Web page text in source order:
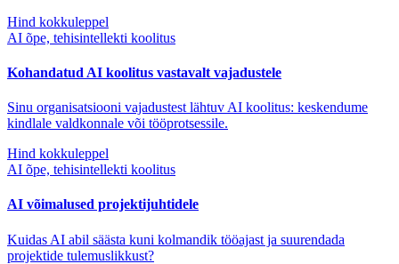
Hind kokkuleppel
AI õpe, tehisintellekti koolitus
Kohandatud AI koolitus vastavalt vajadustele
Sinu organisatsiooni vajadustest lähtuv AI koolitus: keskendume
kindlale valdkonnale või tööprotsessile.
Hind kokkuleppel
AI õpe, tehisintellekti koolitus
AI võimalused projektijuhtidele
Kuidas AI abil säästa kuni kolmandik tööajast ja suurendada
projektide tulemuslikkust?